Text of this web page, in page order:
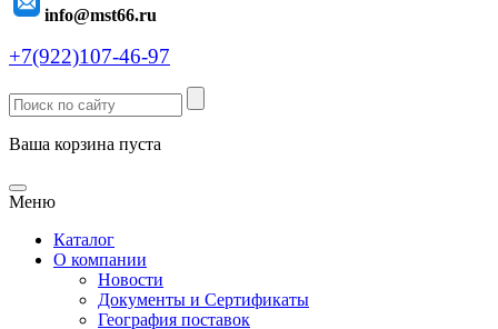
info@mst66.ru
+7(922)107-46-97
Ваша корзина пуста
Меню
Каталог
О компании
Новости
Документы и Сертификаты
География поставок